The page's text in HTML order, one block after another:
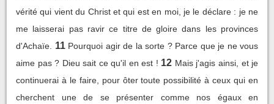
vérité qui vient du Christ et qui est en moi, je le déclare : je ne
me laisserai pas ravir ce titre de gloire dans les provinces
d'Achaïe.
11 Pourquoi agir de la sorte ? Parce que je ne vous
aime pas ? Dieu sait ce qu'il en est ! 12 Mais j'agis ainsi, et je
continuerai à le faire, pour ôter toute possibilité à ceux qui en
cherchent une de se présenter comme nos égaux en